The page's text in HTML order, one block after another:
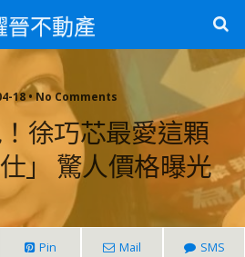
晉不動產
18 • No Comments
徐巧芯最愛這顆
」 驚人價格曝光
Pin Mail SMS